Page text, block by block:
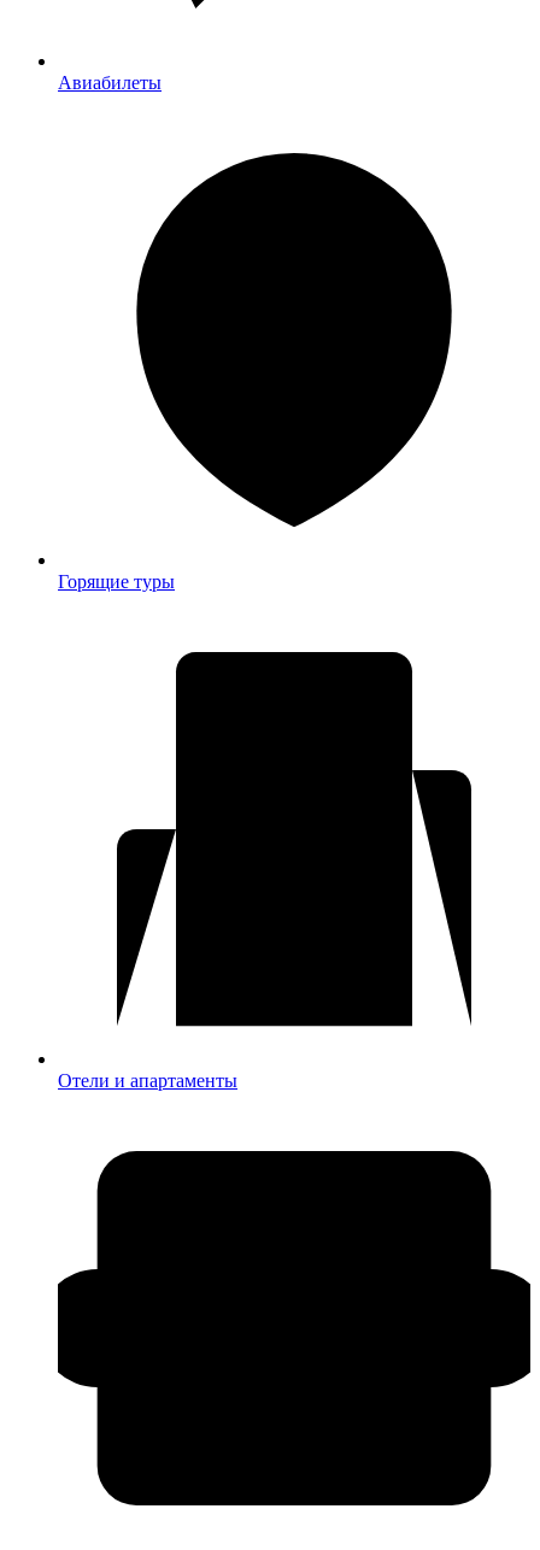
Авиабилеты
Горящие туры
Отели и апартаменты